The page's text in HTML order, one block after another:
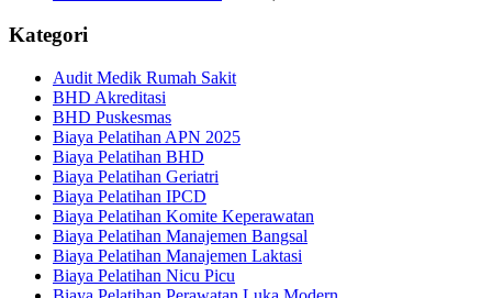
Kategori
Audit Medik Rumah Sakit
BHD Akreditasi
BHD Puskesmas
Biaya Pelatihan APN 2025
Biaya Pelatihan BHD
Biaya Pelatihan Geriatri
Biaya Pelatihan IPCD
Biaya Pelatihan Komite Keperawatan
Biaya Pelatihan Manajemen Bangsal
Biaya Pelatihan Manajemen Laktasi
Biaya Pelatihan Nicu Picu